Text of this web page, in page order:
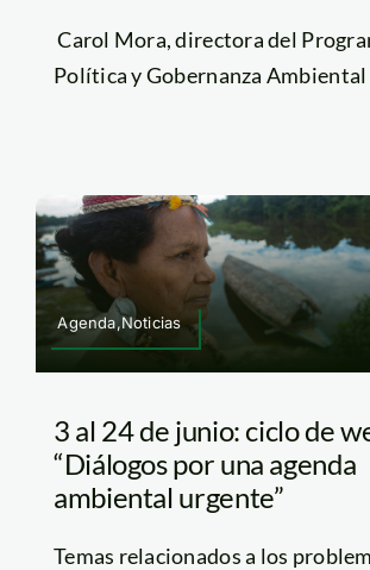
Carol Mora, directora del
Política y Gobernanza Ambiental
Agenda,Noticias
3 al 24 de junio: ciclo de
“Diálogos por una agenda
ambiental urgente”
Temas relacionados a los